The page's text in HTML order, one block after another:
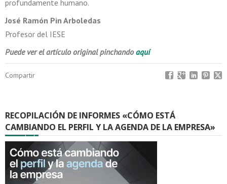
profundamente humano.
José Ramón Pin Arboledas
Profesor del IESE
Puede ver el artículo original pinchando aquí
Compartir
RECOPILACIÓN DE INFORMES «CÓMO ESTÁ
CAMBIANDO EL PERFIL Y LA AGENDA DE LA EMPRESA»